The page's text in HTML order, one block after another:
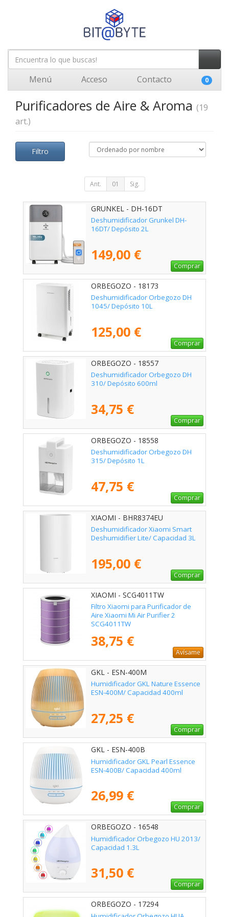
Menú Acceso Contacto 0
Purificadores de Aire & Aroma (19
art.)
Filtro
Ant. 01 Sig.
GRUNKEL - DH-16DT
Deshumidificador Grunkel DH-
16DT/ Depósito 2L
149,00 €
Comprar
ORBEGOZO - 18173
Deshumidificador Orbegozo DH
1045/ Depósito 10L
125,00 €
Comprar
ORBEGOZO - 18557
Deshumidificador Orbegozo DH
310/ Depósito 600ml
34,75 €
Comprar
ORBEGOZO - 18558
Deshumidificador Orbegozo DH
315/ Depósito 1L
47,75 €
Comprar
XIAOMI - BHR8374EU
Deshumidificador Xiaomi Smart
Deshumidifier Lite/ Capacidad 3L
195,00 €
Comprar
XIAOMI - SCG4011TW
Filtro Xiaomi para Purificador de
Aire Xiaomi Mi Air Purifier 2
SCG4011TW
38,75 €
Avísame
GKL - ESN-400M
Humidificador GKL Nature Essence
ESN-400M/ Capacidad 400ml
27,25 €
Comprar
GKL - ESN-400B
Humidificador GKL Pearl Essence
ESN-400B/ Capacidad 400ml
26,99 €
Comprar
ORBEGOZO - 16548
Humidificador Orbegozo HU 2013/
Capacidad 1.3L
31,50 €
Comprar
ORBEGOZO - 17294